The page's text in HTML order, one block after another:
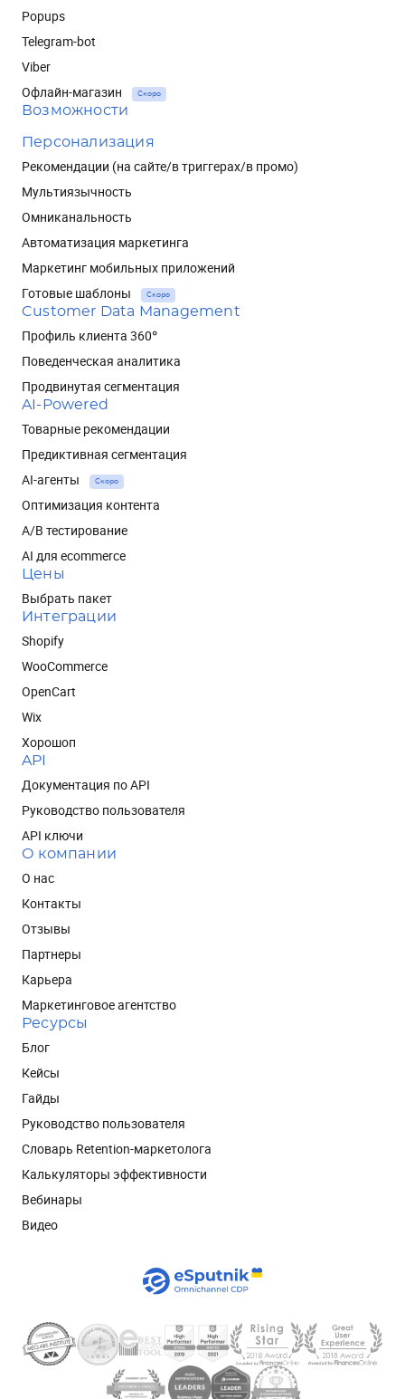
Popups
Telegram-bot
Viber
Офлайн-магазин
Скоро
Возможности
Персонализация
Рекомендации (на сайте/в триггерах/в промо)
Мультиязычность
Омниканальность
Автоматизация маркетинга
Маркетинг мобильных приложений
Готовые шаблоны
Скоро
Customer Data Management
Профиль клиента 360°
Поведенческая аналитика
Продвинутая сегментация
AI-Powered
Товарные рекомендации
Предиктивная сегментация
AI-агенты
Скоро
Оптимизация контента
A/B тестирование
AI для ecommerce
Цены
Выбрать пакет
Интеграции
Shopify
WooCommerce
OpenCart
Wix
Хорошоп
API
Документация по API
Руководство пользователя
API ключи
О компании
О нас
Контакты
Отзывы
Партнеры
Карьера
Маркетинговое агентство
Ресурсы
Блог
Кейсы
Гайды
Руководство пользователя
Словарь Retention-маркетолога
Калькуляторы эффективности
Вебинары
Видео